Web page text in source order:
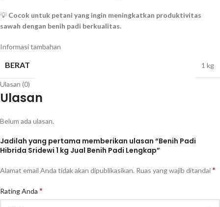
💡 Cocok untuk petani yang ingin meningkatkan produktivitas
sawah dengan benih padi berkualitas.
Informasi tambahan
BERAT 1 kg
Ulasan (0)
Ulasan
Belum ada ulasan.
Jadilah yang pertama memberikan ulasan “Benih Padi
Hibrida Sridewi 1 kg Jual Benih Padi Lengkap”
Alamat email Anda tidak akan dipublikasikan. Ruas yang wajib ditandai*
Rating Anda *